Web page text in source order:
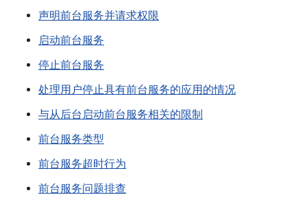
声明前台服务并请求权限
启动前台服务
停止前台服务
处理用户停止具有前台服务的应用的情况
与从后台启动前台服务相关的限制
前台服务类型
前台服务超时行为
前台服务问题排查